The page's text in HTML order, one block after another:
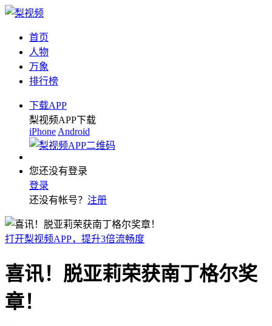
首页
人物
万象
排行榜
下载APP
梨视频APP下载
iPhone Android
您还没有登录
登录
还没有帐号？ 注册
打开梨视频APP，提升3倍流畅度
喜讯！脱亚莉荣获南丁格尔奖
章！